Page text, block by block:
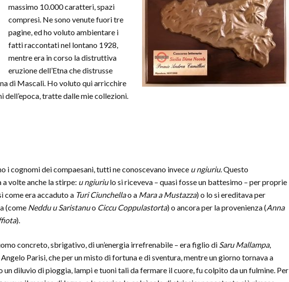
massimo 10.000 caratteri, spazi
compresi. Ne sono venute fuori tre
pagine, ed ho voluto ambientare i
fatti raccontati nel lontano 1928,
mentre era in corso la distruttiva
eruzione dell’Etna che distrusse
di Mascali. Ho voluto qui arricchire
dell’epoca, tratte dalle mie collezioni.
i cognomi dei compaesani, tutti ne conoscevano invece u ngiuriu. Questo
volte anche la stirpe: u ngiuriulo si riceveva – quasi fosse un battesimo – per proprie
come era accaduto a Turi Ciunchellao a Mara a Mustazza) o lo si ereditava per
(come Neddu u Saristanuo Ciccu Coppulastorta) o ancora per la provenienza (Anna
).
concreto, sbrigativo, di un’energia irrefrenabile – era figlio di Saru Mallampa,
Parisi, che per un misto di fortuna e di sventura, mentre un giorno tornava a
un diluvio di pioggia, lampi e tuoni tali da fermare il cuore, fu colpito da un fulmine. Per